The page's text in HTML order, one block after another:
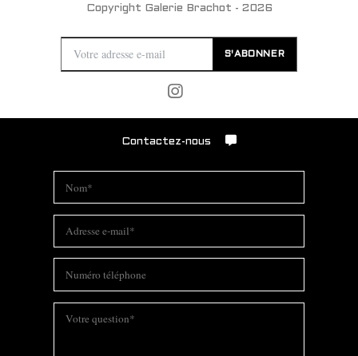
Copyright Galerie Brachot - 2026
S'ABONNER
Contactez-nous